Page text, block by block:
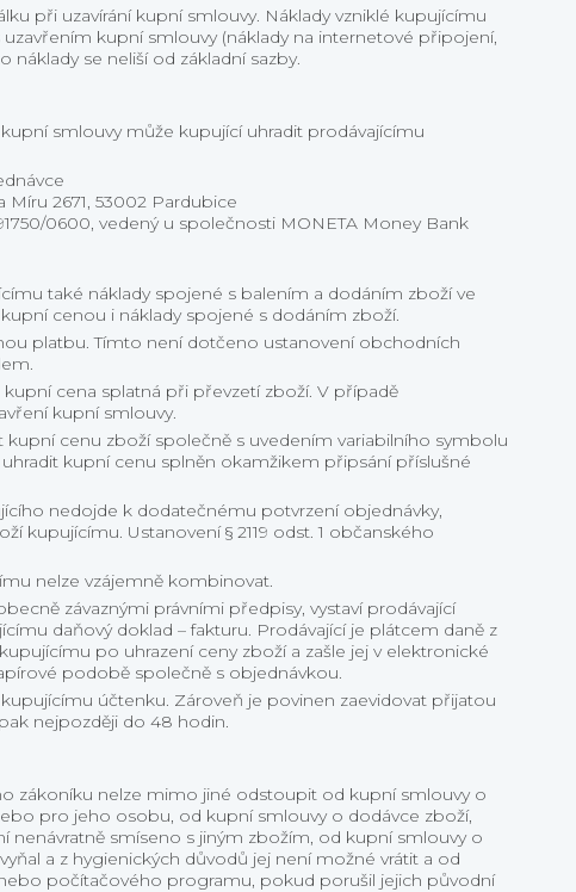
při uzavírání kupní smlouvy. Náklady vzniklé kupujícímu
kupní smlouvy (náklady na internetové připojení,
se neliší od základní sazby.
smlouvy může kupující uhradit prodávajícímu
2671, 53002 Pardubice
0600, vedený u společnosti MONETA Money Bank
také náklady spojené s balením a dodáním zboží ve
cenou i náklady spojené s dodáním zboží.
platbu. Tímto není dotčeno ustanovení obchodních
cena splatná při převzetí zboží. V případě
kupní smlouvy.
cenu zboží společně s uvedením variabilního symbolu
kupní cenu splněn okamžikem připsání příslušné
nedojde k dodatečnému potvrzení objednávky,
kupujícímu. Ustanovení § 2119 odst. 1 občanského
nelze vzájemně kombinovat.
závaznými právními předpisy, vystaví prodávající
daňový doklad – fakturu. Prodávající je plátcem daně z
po uhrazení ceny zboží a zašle jej v elektronické
podobě společně s objednávkou.
účtenku. Zároveň je povinen zaevidovat přijatou
nejpozději do 48 hodin.
zákoníku nelze mimo jiné odstoupit od kupní smlouvy o
pro jeho osobu, od kupní smlouvy o dodávce zboží,
nenávratně smíseno s jiným zbožím, od kupní smlouvy o
a z hygienických důvodů jej není možné vrátit a od
počítačového programu, pokud porušil jejich původní